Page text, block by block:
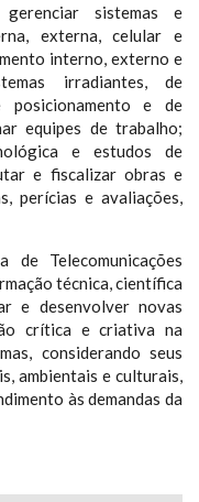
sistemas e
externa, celular e
interno, externo e
irradiantes, de
posicionamento e de
equipes de trabalho;
e estudos de
e fiscalizar obras e
perícias e avaliações,
Telecomunicações
técnica, científica
e desenvolver novas
crítica e criativa na
considerando seus
ambientais e culturais,
às demandas da